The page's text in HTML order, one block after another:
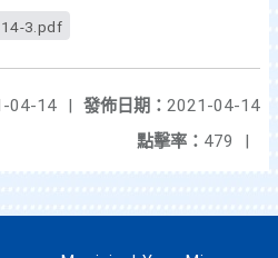
3.pdf
發佈日期： 2021-04-14
04-14
|
點擊率： 479 |